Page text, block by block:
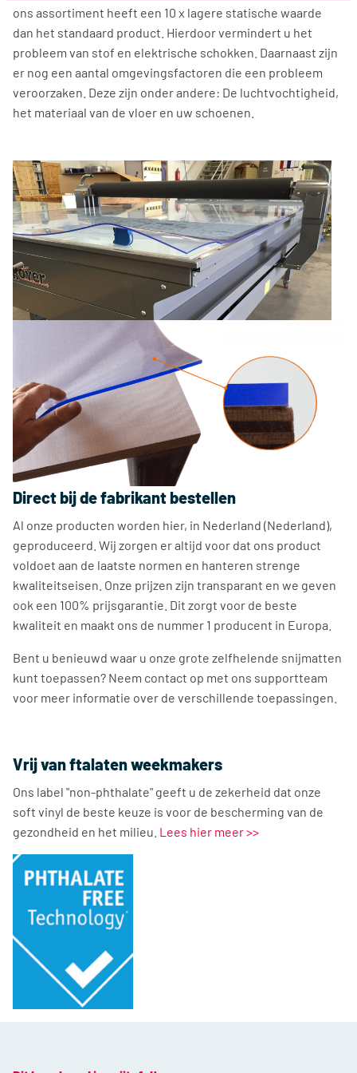
ons assortiment heeft een 10 x lagere statische waarde
dan het standaard product. Hierdoor vermindert u het
probleem van stof en elektrische schokken. Daarnaast zijn
er nog een aantal omgevingsfactoren die een probleem
veroorzaken. Deze zijn onder andere: De luchtvochtigheid,
het materiaal van de vloer en uw schoenen.
Direct bij de fabrikant bestellen
Al onze producten worden hier, in Nederland (Nederland),
geproduceerd. Wij zorgen er altijd voor dat ons product
voldoet aan de laatste normen en hanteren strenge
kwaliteitseisen. Onze prijzen zijn transparant en we geven
ook een 100% prijsgarantie. Dit zorgt voor de beste
kwaliteit en maakt ons de nummer 1 producent in Europa.
Bent u benieuwd waar u onze grote zelfhelende snijmatten
kunt toepassen? Neem contact op met ons supportteam
voor meer informatie over de verschillende toepassingen.
Vrij van ftalaten weekmakers
Ons label "non-phthalate" geeft u de zekerheid dat onze
soft vinyl de beste keuze is voor de bescherming van de
gezondheid en het milieu. Lees hier meer >>